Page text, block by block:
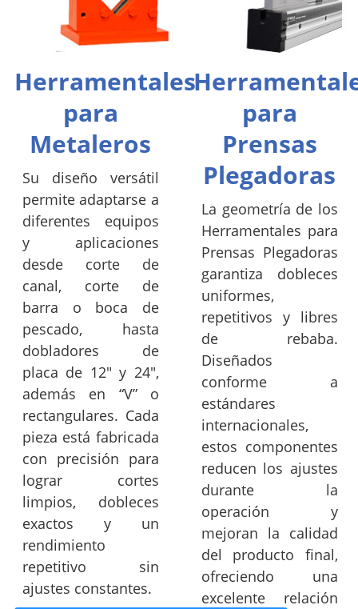
Herramentales
para
Metaleros
Su diseño versátil
permite adaptarse a
diferentes equipos
y aplicaciones
desde corte de
canal, corte de
barra o boca de
pescado, hasta
dobladores de
placa de 12" y 24",
además en “V” o
rectangulares. Cada
pieza está fabricada
con precisión para
lograr cortes
limpios, dobleces
exactos y un
rendimiento
repetitivo sin
ajustes constantes.
para
Prensas
Plegadoras
La geometría de los
Herramentales para
Prensas Plegadoras
garantiza dobleces
uniformes,
repetitivos y libres
de rebaba.
Diseñados
conforme a
estándares
internacionales,
estos componentes
reducen los ajustes
durante la
operación y
mejoran la calidad
del producto final,
ofreciendo una
excelente relación